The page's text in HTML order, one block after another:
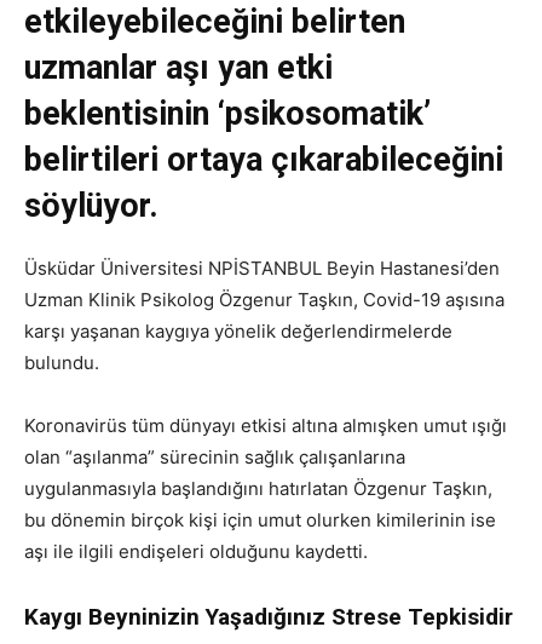
etkileyebileceğini belirten
uzmanlar aşı yan etki
beklentisinin ‘psikosomatik’
belirtileri ortaya çıkarabileceğini
söylüyor.
Üsküdar Üniversitesi NPİSTANBUL Beyin Hastanesi’den
Uzman Klinik Psikolog Özgenur Taşkın, Covid-19 aşısına
karşı yaşanan kaygıya yönelik değerlendirmelerde
bulundu.
Koronavirüs tüm dünyayı etkisi altına almışken umut ışığı
olan “aşılanma” sürecinin sağlık çalışanlarına
uygulanmasıyla başlandığını hatırlatan Özgenur Taşkın,
bu dönemin birçok kişi için umut olurken kimilerinin ise
aşı ile ilgili endişeleri olduğunu kaydetti.
Kaygı Beyninizin Yaşadığınız Strese Tepkisidir